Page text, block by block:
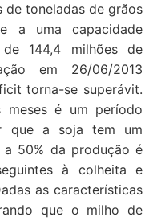
de toneladas de grãos
a uma capacidade
144,4 milhões de
em 26/06/2013
torna-se superávit.
meses é um período
que a soja tem um
50% da produção é
à colheita e
as características
que o milho de